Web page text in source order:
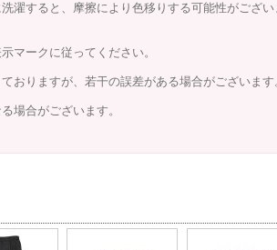
濯すると、摩擦により色移りする可能性がござい
マークに従ってください。
おりますが、若干の誤差がある場合がございます
場合がございます。